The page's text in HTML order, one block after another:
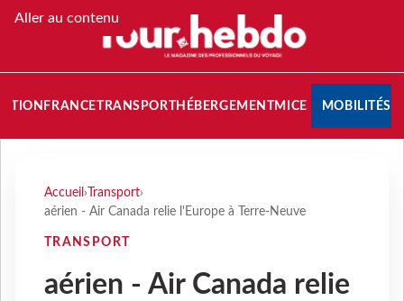
Aller au contenu
FRANCETRANSPORT HÉBERGEMENTMICE MOBILITÉS
Accueil › Transport›
aérien - Air Canada relie l'Europe à Terre-Neuve
TRANSPORT
aérien - Air Canada relie